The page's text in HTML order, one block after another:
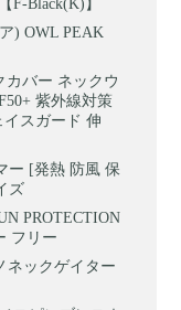
F-Black(K)】
) OWL PEAK
カバー ネックウ
紫外線対策
イスガード 伸
ー [発熱 防風 保
ズ
PROTECTION
フリー
ネックゲイター